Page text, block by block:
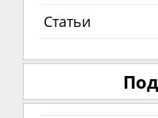
Статьи